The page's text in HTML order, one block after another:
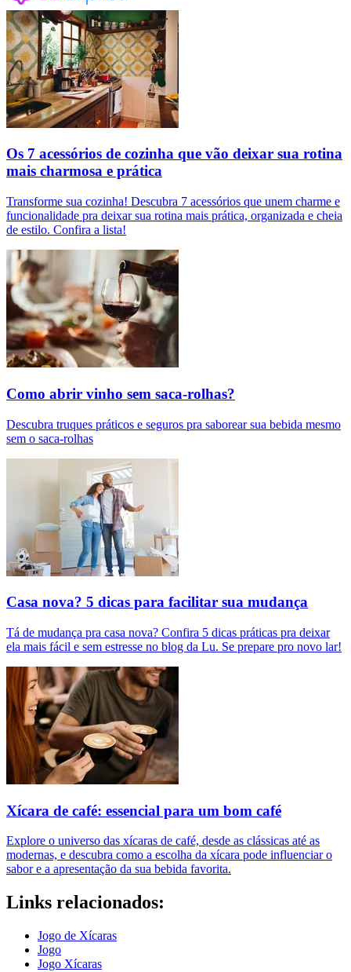
Os 7 acessórios de cozinha que vão deixar sua rotina
mais charmosa e prática
Transforme sua cozinha! Descubra 7 acessórios que unem charme e
funcionalidade pra deixar sua rotina mais prática, organizada e cheia
de estilo. Confira a lista!
Como abrir vinho sem saca-rolhas?
Descubra truques práticos e seguros pra saborear sua bebida mesmo
sem o saca-rolhas
Casa nova? 5 dicas para facilitar sua mudança
Tá de mudança pra casa nova? Confira 5 dicas práticas pra deixar
ela mais fácil e sem estresse no blog da Lu. Se prepare pro novo lar!
Xícara de café: essencial para um bom café
Explore o universo das xícaras de café, desde as clássicas até as
modernas, e descubra como a escolha da xícara pode influenciar o
sabor e a apresentação da sua bebida favorita.
Links relacionados:
Jogo de Xícaras
Jogo
Jogo Xícaras